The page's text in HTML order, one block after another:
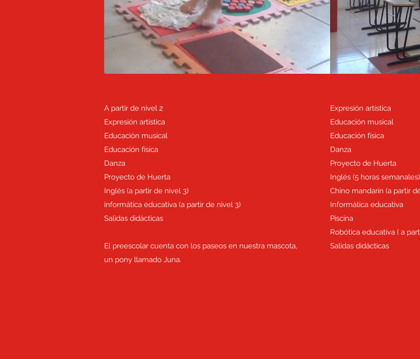
A partir de nivel 2
Expresión artística
Educación musical
Educación física
Danza
Proyecto de Huerta
Inglés (a partir de nivel 3)
informática educativa (a partir de nivel 3)
Salidas didácticas
El preescolar cuenta con los paseos en nuestra mascota,
un pony llamado Juna.
Expresión artística
Educación musical
Educación física
Danza
Proyecto de Huerta
Inglés (5 horas semanales)
Chino mandarín (a partir
Informática educativa
Piscina
Robótica educativa ( a
Salidas didácticas